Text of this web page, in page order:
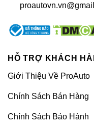
HỖ TRỢ KHÁCH
Giới Thiệu Về ProAuto
Chính Sách Bán Hàng
Chính Sách Bảo Hành